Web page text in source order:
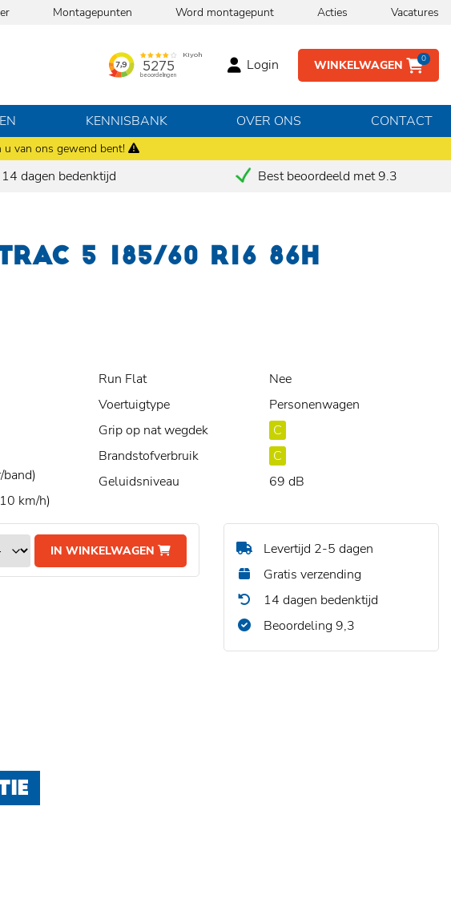
van ons gewend bent!
Montagepunten Word montagepunt Acties Vacatures
WINKELWAGEN 0
Login
KENNISBANK OVER ONS CONTACT
14 dagen bedenktijd
Best beoordeeld met 9.3
5 185/60 R16 86H
km/h)
Run Flat
Nee
Voertuigtype
Personenwagen
Grip op nat wegdek
C
Brandstofverbruik
C
Geluidsniveau
69 dB
IN WINKELWAGEN
Levertijd 2-5 dagen
Gratis verzending
14 dagen bedenktijd
Beoordeling 9,3